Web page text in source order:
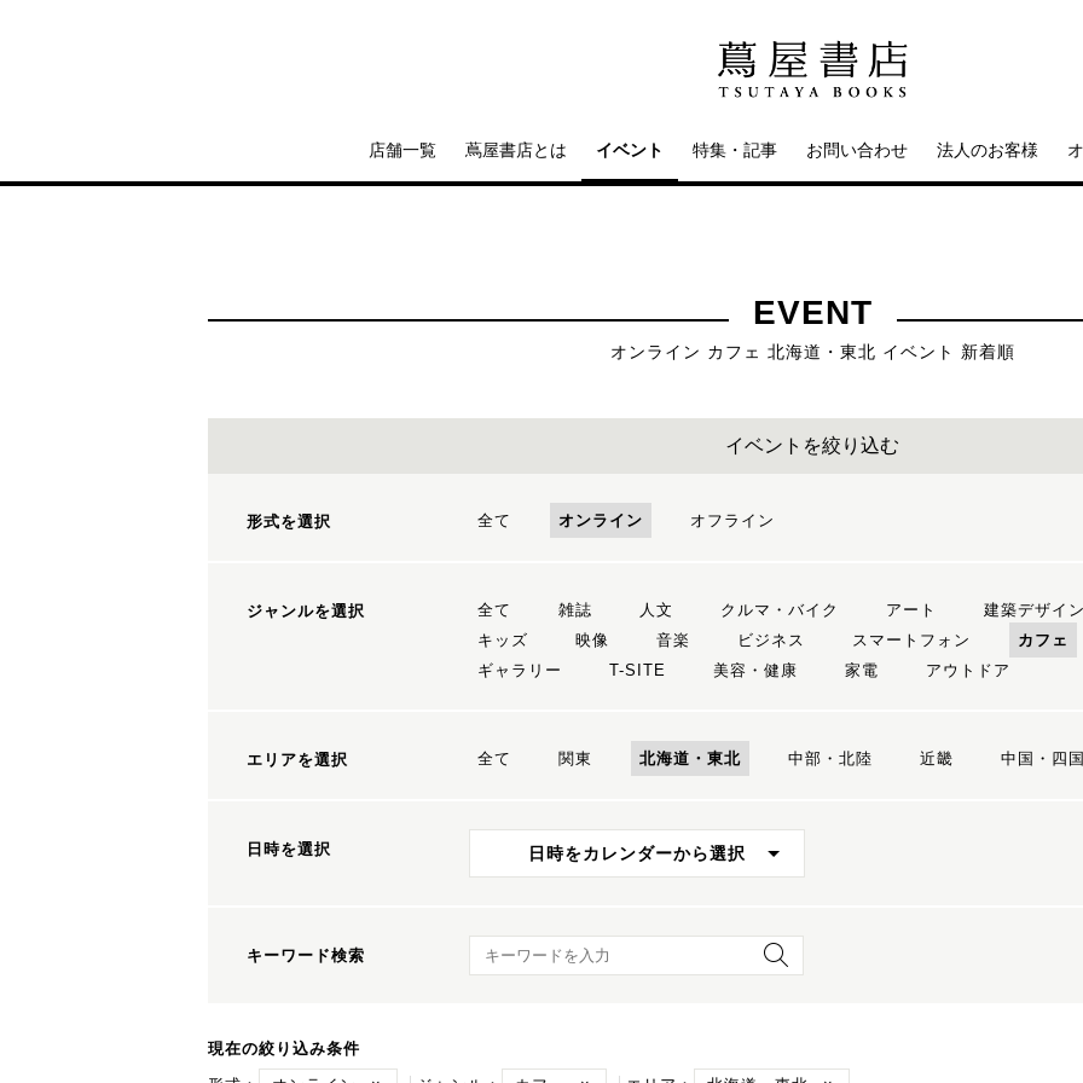
店舗一覧 蔦屋書店とは イベント 特集・記事 お問い合わせ 法人のお客様
EVENT
オンライン カフェ 北海道・東北 イベント 新着順
イベントを絞り込む
形式を選択 全て オンライン オフライン
ジャンルを選択 全て 雑誌 人文 クルマ・バイク アート 建築デザイン
キッズ
映像 音楽 ビジネス スマートフォン カフェ
ギャラリー
T-SITE 美容・健康 家電 アウトドア
エリアを選択 全て 関東 北海道・東北 中部・北陸 近畿 中国・四国
日時を選択 日時をカレンダーから選択
キーワード検索 キーワード検索
現在の絞り込み条件